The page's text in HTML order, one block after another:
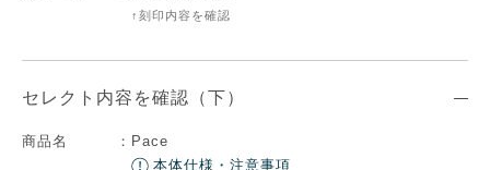
↑刻印内容を確認
セレクト内容を確認（下）
商品名 ： Pace
本体仕様・注意事項